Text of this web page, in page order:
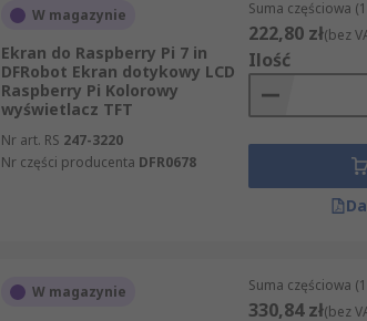
W magazynie
Ekran do Raspberry Pi 7 in
DFRobot Ekran dotykowy LCD
Raspberry Pi Kolorowy
wyświetlacz TFT
Nr art. RS 247-3220
Nr części producenta DFR0678
Suma częściowa
222,80 zł(bez
Ilość
W magazynie Suma częściowa
330,84 zł(bez